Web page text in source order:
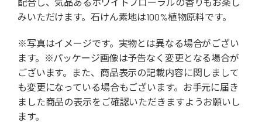
みいただけます。石けん素地は100%植物原料です。
※写真はイメージです。実物とは異なる場合がござい
ます。※パッケージ画像は予告なく変更となる場合が
ございます。また、商品表示の記載内容に関しまして
も変更になっている場合もございます。お手元に届き
ました商品の表示をご確認いただきますようお願いし
ます。